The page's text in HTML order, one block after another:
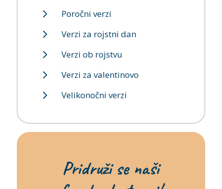
Poročni verzi
Verzi za rojstni dan
Verzi ob rojstvu
Verzi za valentinovo
Velikonočni verzi
Pridruži se naši